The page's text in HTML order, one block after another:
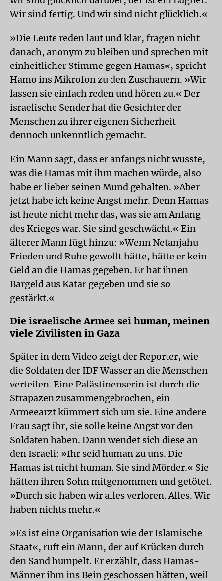
Wir sind fertig. Und wir sind nicht glücklich.«
»Die Leute reden laut und klar, fragen nicht
danach, anonym zu bleiben und sprechen mit
einheitlicher Stimme gegen Hamas«, spricht
Hamo ins Mikrofon zu den Zuschauern. »Wir
lassen sie einfach reden und hören zu.« Der
israelische Sender hat die Gesichter der
Menschen zu ihrer eigenen Sicherheit
dennoch unkenntlich gemacht.
Ein Mann sagt, dass er anfangs nicht wusste,
was die Hamas mit ihm machen würde, also
habe er lieber seinen Mund gehalten. »Aber
jetzt habe ich keine Angst mehr. Denn Hamas
ist heute nicht mehr das, was sie am Anfang
des Krieges war. Sie sind geschwächt.« Ein
älterer Mann fügt hinzu: »Wenn Netanjahu
Frieden und Ruhe gewollt hätte, hätte er kein
Geld an die Hamas gegeben. Er hat ihnen
Bargeld aus Katar gegeben und sie so
gestärkt.«
Die israelische Armee sei human, meinen
viele Zivilisten in Gaza
Später in dem Video zeigt der Reporter, wie
die Soldaten der IDF Wasser an die Menschen
verteilen. Eine Palästinenserin ist durch die
Strapazen zusammengebrochen, ein
Armeearzt kümmert sich um sie. Eine andere
Frau sagt ihr, sie solle keine Angst vor den
Soldaten haben. Dann wendet sich diese an
den Israeli: »Ihr seid human zu uns. Die
Hamas ist nicht human. Sie sind Mörder.« Sie
hätten ihren Sohn mitgenommen und getötet.
»Durch sie haben wir alles verloren. Alles. Wir
haben nichts mehr.«
»Es ist eine Organisation wie der Islamische
Staat«, ruft ein Mann, der auf Krücken durch
den Sand humpelt. Er erzählt, dass Hamas-
Männer ihm ins Bein geschossen hätten, weil